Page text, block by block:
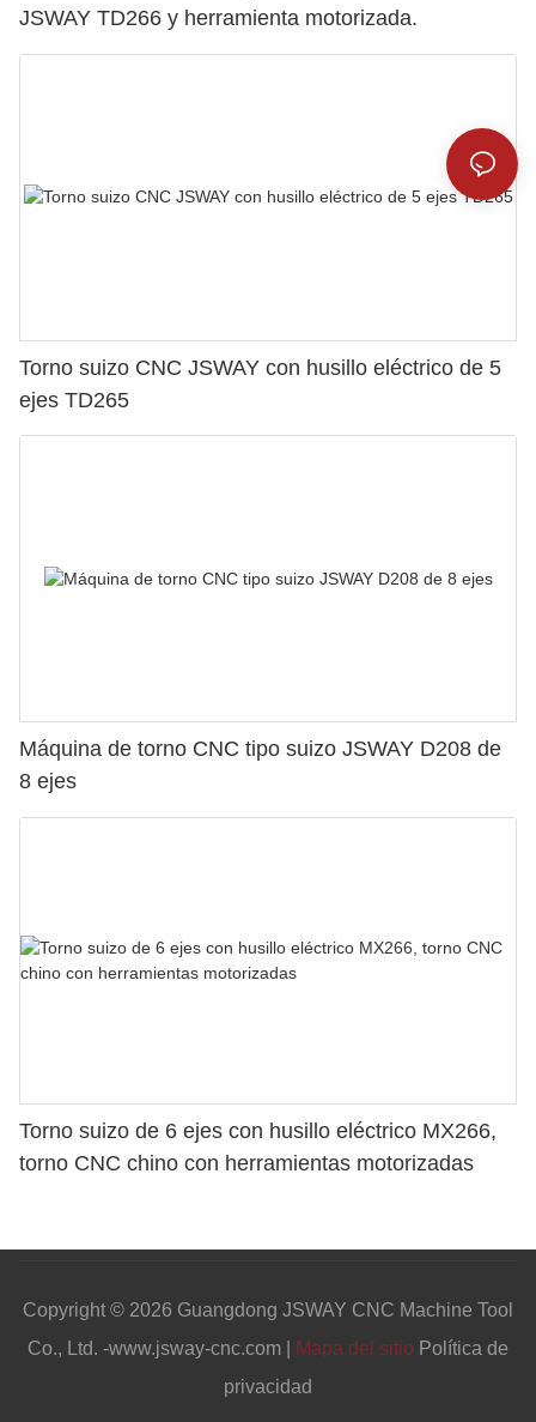
JSWAY TD266 y herramienta motorizada.
Torno suizo CNC JSWAY con husillo eléctrico de 5
ejes TD265
Máquina de torno CNC tipo suizo JSWAY D208 de
8 ejes
Torno suizo de 6 ejes con husillo eléctrico MX266,
torno CNC chino con herramientas motorizadas
Copyright © 2026 Guangdong JSWAY CNC Machine Tool
Co., Ltd. -www.jsway-cnc.com |
Mapa del sitio Política de
privacidad